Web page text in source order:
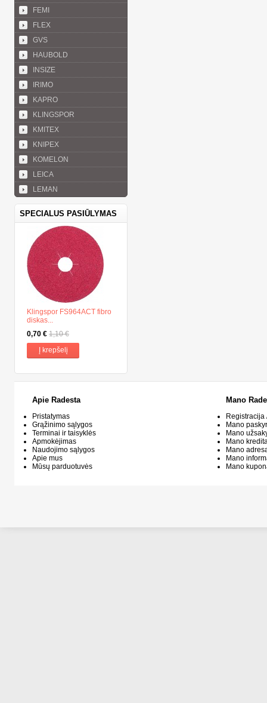
FEMI
FLEX
GVS
HAUBOLD
INSIZE
IRIMO
KAPRO
KLINGSPOR
KMITEX
KNIPEX
KOMELON
LEICA
LEMAN
SPECIALUS PASIŪLYMAS
Klingspor FS964ACT fibro
diskas...
0,70 € 1,10 €
Į krepšelį
Apie Radesta
Pristatymas
Grąžinimo sąlygos
Terminai ir taisyklės
Apmokėjimas
Naudojimo sąlygos
Apie mus
Mūsų parduotuvės
Mano
Mano
Mano
Mano
Mano
Mano
Mano